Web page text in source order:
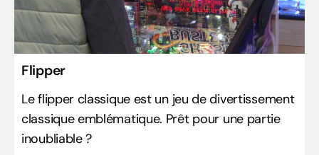
Flipper
Le flipper classique est un jeu de divertissement
classique emblématique. Prêt pour une partie
inoubliable ?